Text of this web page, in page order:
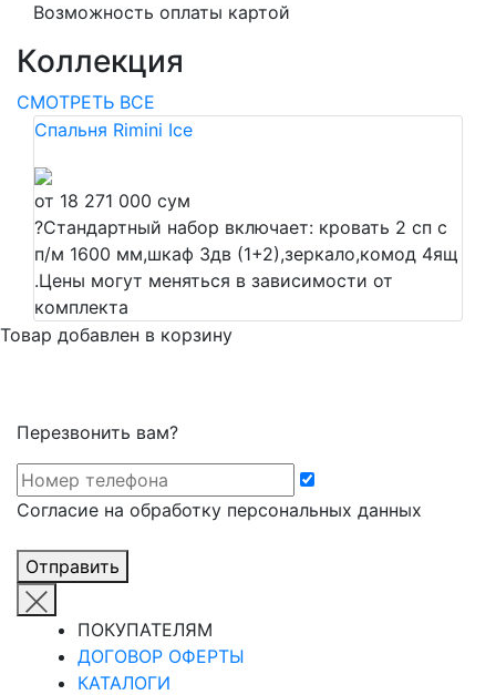
Возможность оплаты картой
Коллекция
СМОТРЕТЬ ВСЕ
Спальня Rimini Ice
от 18 271 000 сум
?Стандартный набор включает: кровать 2 сп с
п/м 1600 мм,шкаф 3дв (1+2),зеркало,комод 4ящ
.Цены могут меняться в зависимости от
комплекта
Товар добавлен в корзину
Перезвонить вам?
Cогласие на обработку персональных данных
Отправить
ПОКУПАТЕЛЯМ
ДОГОВОР ОФЕРТЫ
КАТАЛОГИ